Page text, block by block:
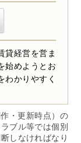
貸経営を営ま
始めようとお
わかりやすく
・更新時点）の
ブル等では個別
しなければなり